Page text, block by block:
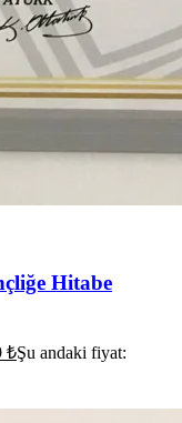
Hitabe
₺Şu andaki fiyat: